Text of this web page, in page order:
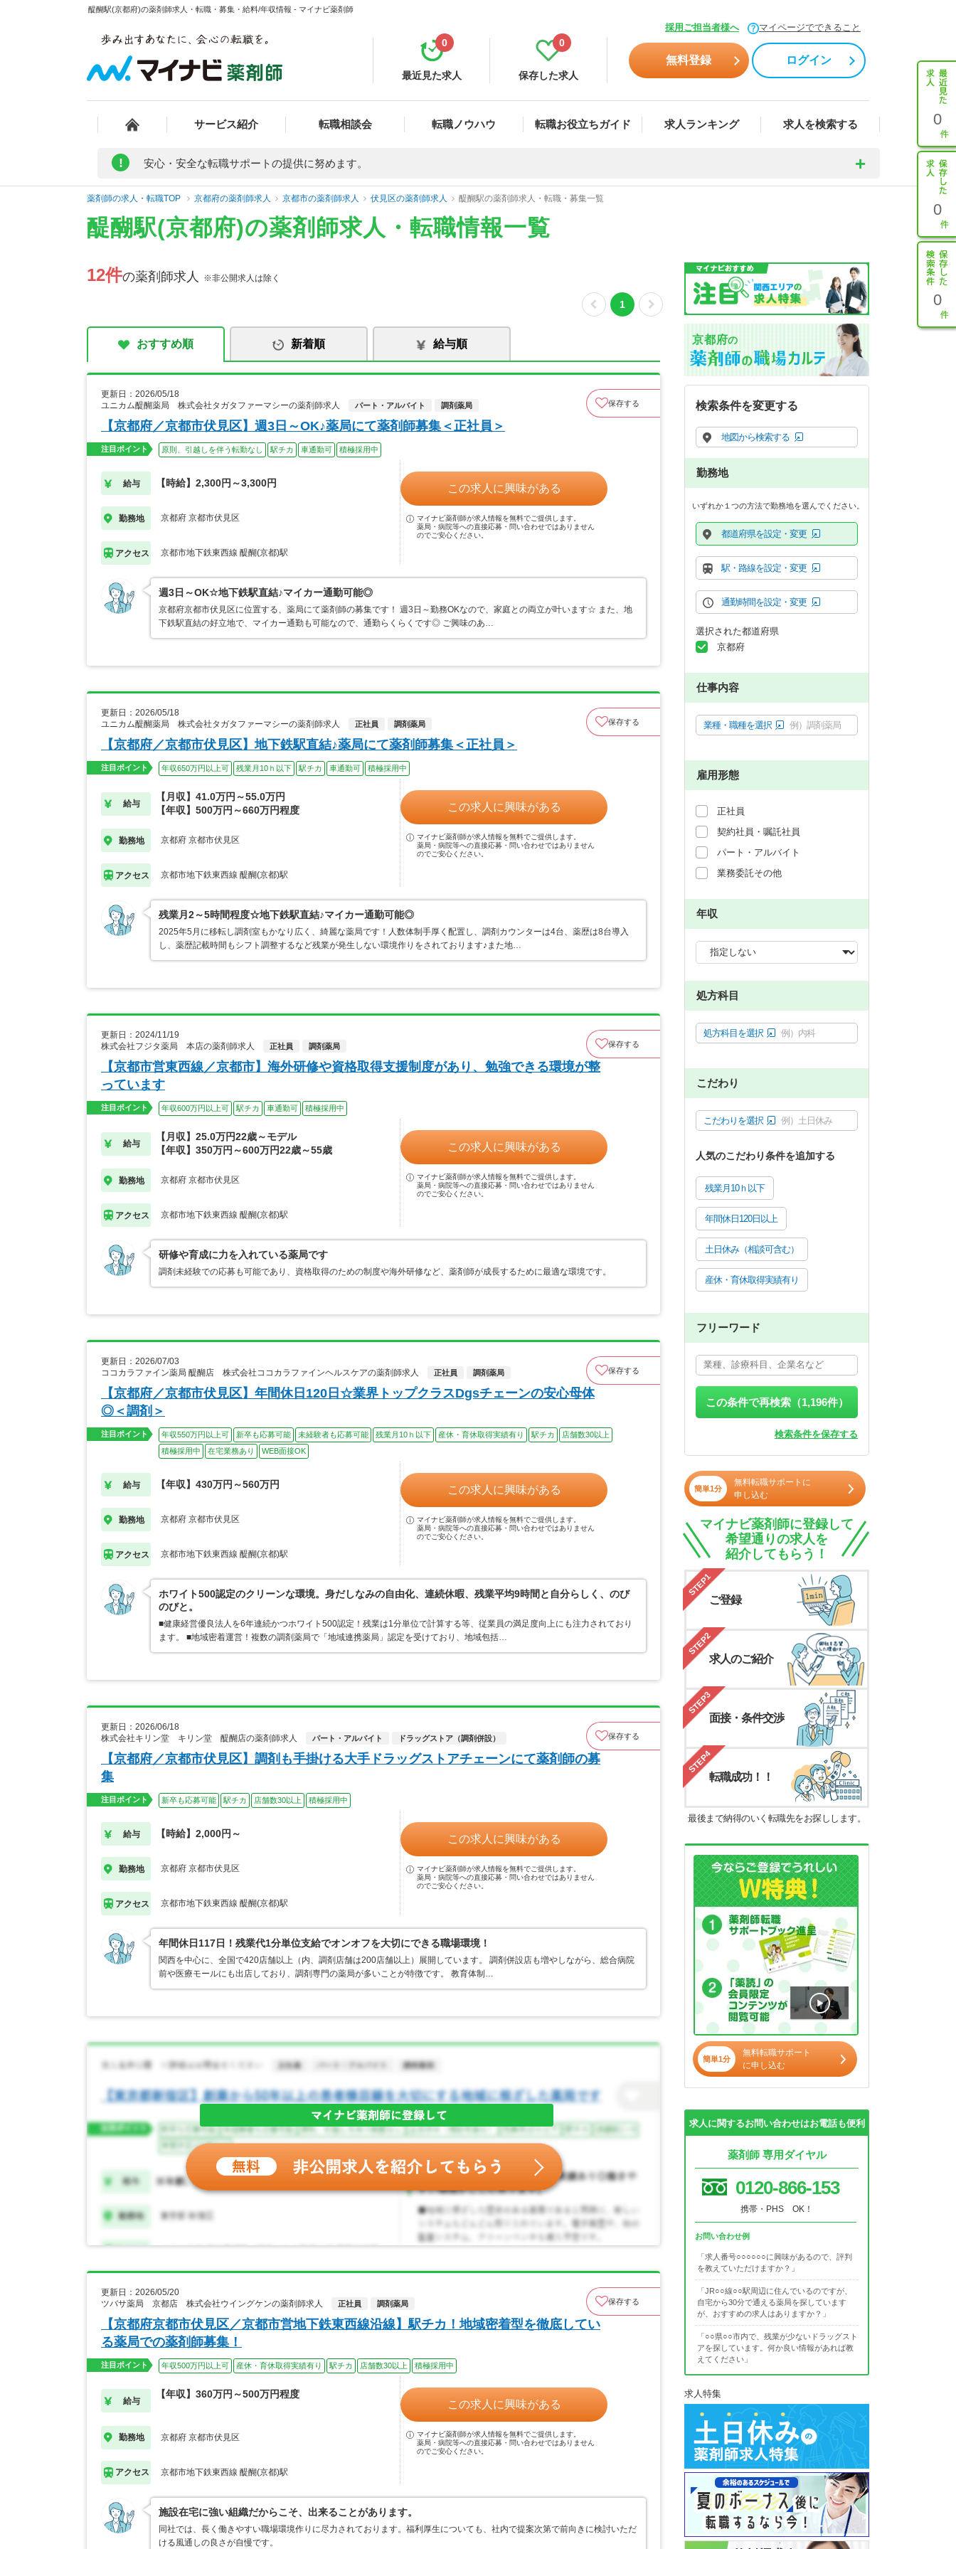
醍醐駅(京都府)の薬剤師求人・転職・募集・給料/年収情報 - マイナビ薬剤師
採用ご担当者様へ マイページでできること
最近見た求人
0
保存した求人
0
無料登録 ログイン
サービス紹介 転職相談会 転職ノウハウ 転職お役立ちガイド 求人ランキング 求人を検索する 0
0
0
! 安心・安全な転職サポートの提供に努めます。
薬剤師の求人・転職TOP 京都府の薬剤師求人 京都市の薬剤師求人 伏見区の薬剤師求人 醍醐駅の薬剤師求人・転職・募集一覧
醍醐駅(京都府)の薬剤師求人・転職情報一覧
12件の薬剤師求人 ※非公開求人は除く
1
おすすめ順 新着順 給与順
更新日：2026/05/18
ユニカム醍醐薬局 株式会社タガタファーマシーの薬剤師求人
パート・アルバイト 調剤薬局 保存する
【京都府／京都市伏見区】週3日～OK♪薬局にて薬剤師募集＜正社員＞
注目ポイント 原則、引越しを伴う転勤なし 駅チカ 車通勤可 積極採用中
給与 【時給】2,300円～3,300円
勤務地 京都府 京都市伏見区
アクセス 京都市地下鉄東西線 醍醐(京都)駅
この求人に興味がある
マイナビ薬剤師が求人情報を無料でご提供します。
薬局・病院等への直接応募・問い合わせではありません
のでご安心ください。
週3日～OK☆地下鉄駅直結♪マイカー通勤可能◎
京都府京都市伏見区に位置する、薬局にて薬剤師の募集です！ 週3日～勤務OKなので、家庭との両立が叶います☆ また、地
下鉄駅直結の好立地で、マイカー通勤も可能なので、通勤らくらくです◎ ご興味のあ…
更新日：2026/05/18
ユニカム醍醐薬局 株式会社タガタファーマシーの薬剤師求人
正社員 調剤薬局 保存する
【京都府／京都市伏見区】地下鉄駅直結♪薬局にて薬剤師募集＜正社員＞
注目ポイント 年収650万円以上可 残業月10ｈ以下 駅チカ 車通勤可 積極採用中
給与
【月収】41.0万円～55.0万円
【年収】500万円～660万円程度
勤務地 京都府 京都市伏見区
アクセス 京都市地下鉄東西線 醍醐(京都)駅
この求人に興味がある
マイナビ薬剤師が求人情報を無料でご提供します。
薬局・病院等への直接応募・問い合わせではありません
のでご安心ください。
残業月2～5時間程度☆地下鉄駅直結♪マイカー通勤可能◎
2025年5月に移転し調剤室もかなり広く、綺麗な薬局です！人数体制手厚く配置し、調剤カウンターは4台、薬歴は8台導入
し、薬歴記載時間もシフト調整するなど残業が発生しない環境作りをされております♪また地…
更新日：2024/11/19
株式会社フジタ薬局 本店の薬剤師求人
正社員 調剤薬局 保存する
【京都市営東西線／京都市】海外研修や資格取得支援制度があり、勉強できる環境が整
っています
注目ポイント 年収600万円以上可 駅チカ 車通勤可 積極採用中
給与
【月収】25.0万円22歳～モデル
【年収】350万円～600万円22歳～55歳
勤務地 京都府 京都市伏見区
アクセス 京都市地下鉄東西線 醍醐(京都)駅
この求人に興味がある
マイナビ薬剤師が求人情報を無料でご提供します。
薬局・病院等への直接応募・問い合わせではありません
のでご安心ください。
研修や育成に力を入れている薬局です
調剤未経験での応募も可能であり、資格取得のための制度や海外研修など、薬剤師が成長するために最適な環境です。
更新日：2026/07/03
ココカラファイン薬局 醍醐店 株式会社ココカラファインヘルスケアの薬剤師求人
正社員 調剤薬局 保存する
【京都府／京都市伏見区】年間休日120日☆業界トップクラスDgsチェーンの安心母体
◎＜調剤＞
注目ポイント 年収550万円以上可 新卒も応募可能 未経験者も応募可能 残業月10ｈ以下 産休・育休取得実績有り 駅チカ
店舗数30以上
積極採用中
在宅業務あり WEB面接OK
給与 【年収】430万円～560万円
勤務地 京都府 京都市伏見区
アクセス 京都市地下鉄東西線 醍醐(京都)駅
この求人に興味がある
マイナビ薬剤師が求人情報を無料でご提供します。
薬局・病院等への直接応募・問い合わせではありません
のでご安心ください。
ホワイト500認定のクリーンな環境。身だしなみの自由化、連続休暇、残業平均9時間と自分らしく、のび
のびと。
■健康経営優良法人を6年連続かつホワイト500認定！残業は1分単位で計算する等、従業員の満足度向上にも注力されており
ます。 ■地域密着運営！複数の調剤薬局で「地域連携薬局」認定を受けており、地域包括…
更新日：2026/06/18
株式会社キリン堂 キリン堂 醍醐店の薬剤師求人
パート・アルバイト ドラッグストア（調剤併設） 保存する
【京都府／京都市伏見区】調剤も手掛ける大手ドラッグストアチェーンにて薬剤師の募
集
注目ポイント 新卒も応募可能 駅チカ 店舗数30以上 積極採用中
給与 【時給】2,000円～
勤務地 京都府 京都市伏見区
アクセス 京都市地下鉄東西線 醍醐(京都)駅
この求人に興味がある
マイナビ薬剤師が求人情報を無料でご提供します。
薬局・病院等への直接応募・問い合わせではありません
のでご安心ください。
年間休日117日！残業代1分単位支給でオンオフを大切にできる職場環境！
関西を中心に、全国で420店舗以上（内、調剤店舗は200店舗以上）展開しています。 調剤併設店も増やしながら、総合病院
前や医療モールにも出店しており、調剤専門の薬局が多いことが特徴です。 教育体制…
更新日：2026/05/20
ツバサ薬局 京都店 株式会社ウイングケンの薬剤師求人
正社員 調剤薬局 保存する
【京都府京都市伏見区／京都市営地下鉄東西線沿線】駅チカ！地域密着型を徹底してい
る薬局での薬剤師募集！
注目ポイント 年収500万円以上可 産休・育休取得実績有り 駅チカ 店舗数30以上 積極採用中
給与
【年収】360万円～500万円程度
勤務地 京都府 京都市伏見区
アクセス 京都市地下鉄東西線 醍醐(京都)駅
この求人に興味がある
マイナビ薬剤師が求人情報を無料でご提供します。
薬局・病院等への直接応募・問い合わせではありません
のでご安心ください。
施設在宅に強い組織だからこそ、出来ることがあります。
同社では、長く働きやすい職場環境作りに尽力されております。福利厚生についても、社内で提案次第で前向きに検討いただ
ける風通しの良さが自慢です。
京都府の
検索条件を変更する
地図から検索する
勤務地
いずれか１つの方法で勤務地を選んでください。
都道府県を設定・変更
駅・路線を設定・変更
通勤時間を設定・変更
選択された都道府県
京都府
仕事内容
業種・職種を選択 例）調剤薬局
雇用形態
正社員
契約社員・嘱託社員
パート・アルバイト
業務委託その他
年収
処方科目
処方科目を選択 例）内科
こだわり
こだわりを選択 例）土日休み
人気のこだわり条件を追加する
残業月10ｈ以下
年間休日120日以上
土日休み（相談可含む）
産休・育休取得実績有り
フリーワード
この条件で再検索（1,196件）
検索条件を保存する
簡単1分
無料転職サポートに
申し込む
マイナビ薬剤師に登録して
希望通りの求人を
紹介してもらう！
STEP1
ご登録
STEP2
求人のご紹介
STEP3
面接・条件交渉
STEP4
転職成功！！
最後まで納得のいく転職先をお探しします。
簡単1分
無料転職サポート
に申し込む
求人に関するお問い合わせはお電話も便利
薬剤師 専用ダイヤル
0120-866-153
携帯・PHS OK！
お問い合わせ例
「求人番号○○○○○○に興味があるので、評判
を教えていただけますか？」
「JR○○線○○駅周辺に住んでいるのですが、
自宅から30分で通える薬局を探しています
が、おすすめの求人はありますか？」
「○○県○○市内で、残業が少ないドラッグスト
アを探しています。何か良い情報があれば教
えてください」
求人特集